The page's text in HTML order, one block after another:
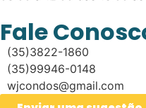
Fale
(35)3822-1860
(35)99946-0148
wjcondos@gmail.com